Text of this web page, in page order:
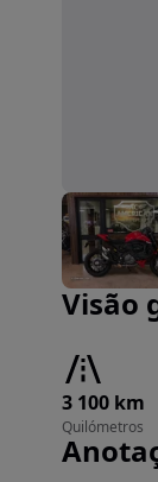
Imagem 1
Visão
3 100 km
Quilómetros